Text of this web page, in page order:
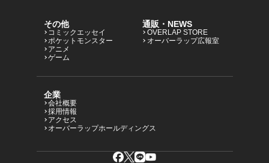
その他
コミックエッセイ
ポケットモンスター
アニメ
ゲーム
通販・NEWS
OVERLAP STORE
オーバーラップ広報室
企業
会社概要
採用情報
アクセス
オーバーラップホールディングス